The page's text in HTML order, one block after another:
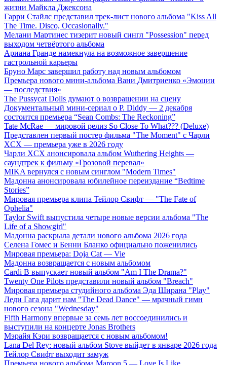
жизни Майкла Джексона
Гарри Стайлс представил трек-лист нового альбома "Kiss All
The Time. Disco, Occasionally."
Мелани Мартинес тизерит новый сингл "Possession" перед
выходом четвёртого альбома
Ариана Гранде намекнула на возможное завершение
гастрольной карьеры
Бруно Марс завершил работу над новым альбомом
Премьера нового мини-альбома Вани Дмитриенко «Эмоции
— последствия»
The Pussycat Dolls думают о возвращении на сцену
Документальный мини-сериал о P. Diddy — 2 декабря
состоится премьера “Sean Combs: The Reckoning”
Tate McRae — мировой релиз So Close To What??? (Deluxe)
Представлен первый постер фильма "The Moment" с Чарли
XCX — премьера уже в 2026 году
Чарли XCX анонсировала альбом Wuthering Heights —
саундтрек к фильму «Грозовой перевал»
MIKA вернулся с новым синглом "Modern Times"
Мадонна анонсировала юбилейное переиздание “Bedtime
Stories”
Мировая премьера клипа Тейлор Свифт — "The Fate of
Ophelia"
Taylor Swift выпустила четыре новые версии альбома "The
Life of a Showgirl"
Мадонна раскрыла детали нового альбома 2026 года
Селена Гомес и Бенни Бланко официально поженились
Мировая премьера: Doja Cat — Vie
Мадонна возвращается с новым альбомом
Cardi B выпускает новый альбом "Am I The Drama?"
Twenty One Pilots представили новый альбом "Breach"
Мировая премьера студийного альбома Эда Ширана "Play"
Леди Гага дарит нам "The Dead Dance" — мрачный гимн
нового сезона "Wednesday"
Fifth Harmony впервые за семь лет воссоединились и
выступили на концерте Jonas Brothers
Мэрайя Кэри возвращается с новым альбомом!
Lana Del Rey: новый альбом Stove выйдет в январе 2026 года
Тейлор Свифт выходит замуж
Премьера нового альбома Maroon 5 — Love Is Like